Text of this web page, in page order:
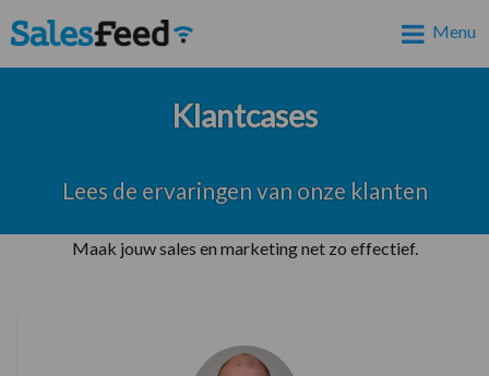
Menu
Klantcases
Lees de ervaringen van onze klanten
Maak jouw sales en marketing net zo effectief.